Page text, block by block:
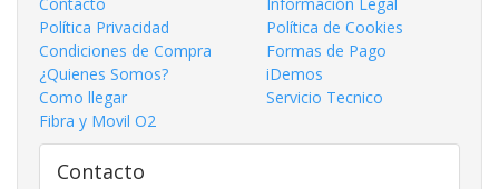
Política Privacidad
Política de Cookies
Condiciones de Compra
Formas de Pago
¿Quienes Somos?
iDemos
Como llegar
Servicio Tecnico
Fibra y Movil O2
Contacto